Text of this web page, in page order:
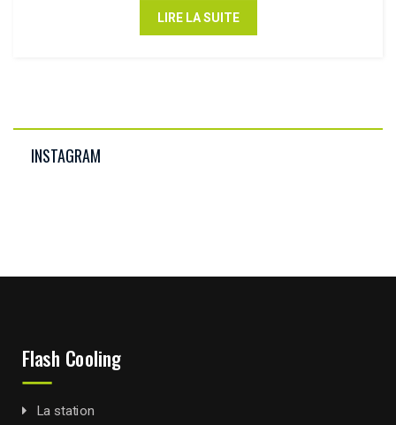
LIRE LA SUITE
INSTAGRAM
Flash Cooling
La station